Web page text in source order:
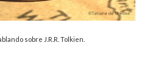
sobre J.R.R. Tolkien.